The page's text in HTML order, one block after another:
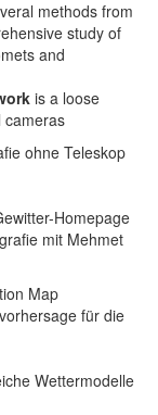
methods from
study of
and
is a loose
cameras
ohne Teleskop
Homepage
mit Mehmet
Map
für die
Wettermodelle